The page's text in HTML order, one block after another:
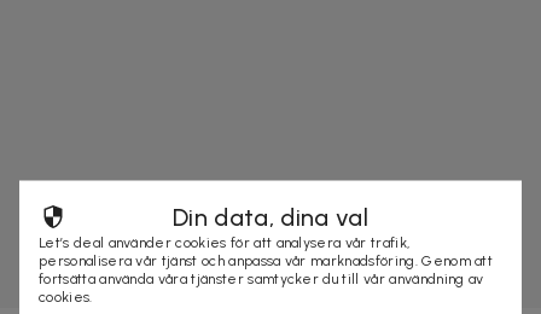
Din data, dina val
Let’s deal använder cookies för att analysera vår trafik,
personalisera vår tjänst och anpassa vår marknadsföring. Genom att
fortsätta använda våra tjänster samtycker du till vår användning av
cookies.